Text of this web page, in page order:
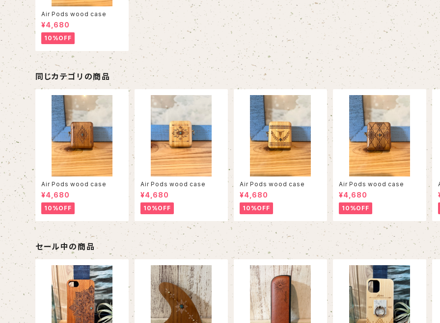
Air Pods wood case
¥4,680
10%OFF
同じカテゴリの商品
Air Pods wood case
¥4,680
10%OFF
Air Pods wood case
¥4,680
10%OFF
Air Pods wood case
¥4,680
10%OFF
Air Pods wood case
¥4,680
10%OFF
セール中の商品